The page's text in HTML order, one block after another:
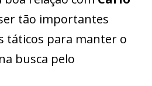
tão importantes
táticos para manter o
busca pelo